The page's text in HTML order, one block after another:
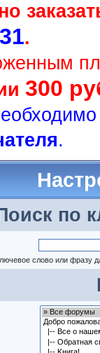
.
300
.
по
слово или фразу